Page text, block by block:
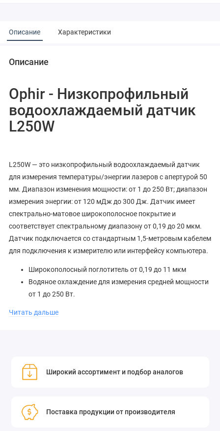
Описание Характеристики
Описание
Ophir - Низкопрофильный
водоохлаждаемый датчик
L250W
L250W — это низкопрофильный водоохлаждаемый датчик
для измерения температуры/энергии лазеров с апертурой 50
мм. Диапазон изменения мощности: от 1 до 250 Вт; диапазон
измерения энергии: от 120 мДж до 300 Дж. Датчик имеет
спектрально-матовое широкополосное покрытие и
соответствует спектральному диапазону от 0,19 до 20 мкм.
Датчик подключается со стандартным 1,5-метровым кабелем
для подключения к измерителю или интерфейсу компьютера.
Широкополосный поглотитель от 0,19 до 11 мкм
Водяное охлаждение для измерения средней мощности
от 1 до 250 Вт.
Посмотреть все функции
Графики поглощения, угловой зависимости и повреждения
Читать дальше
Широкий ассортимент и подбор аналогов
Поставка продукции от производителя